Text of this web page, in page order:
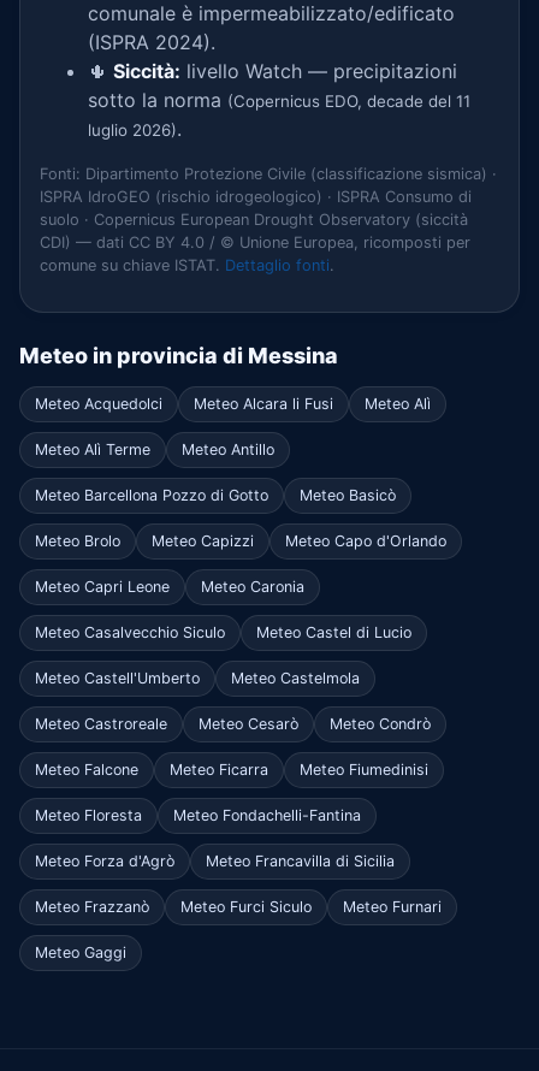
comunale è impermeabilizzato/edificato
(ISPRA 2024).
🌵 Siccità: livello Watch — precipitazioni
sotto la norma (Copernicus EDO, decade del 11
luglio 2026).
Fonti: Dipartimento Protezione Civile (classificazione sismica) ·
ISPRA IdroGEO (rischio idrogeologico) · ISPRA Consumo di
suolo · Copernicus European Drought Observatory (siccità
CDI) — dati CC BY 4.0 / © Unione Europea, ricomposti per
comune su chiave ISTAT. Dettaglio fonti.
Meteo in provincia di Messina
Meteo Acquedolci Meteo Alcara li Fusi Meteo Alì
Meteo Alì Terme Meteo Antillo
Meteo Barcellona Pozzo di Gotto Meteo Basicò
Meteo Brolo Meteo Capizzi Meteo Capo d'Orlando
Meteo Capri Leone Meteo Caronia
Meteo Casalvecchio Siculo Meteo Castel di Lucio
Meteo Castell'Umberto Meteo Castelmola
Meteo Castroreale Meteo Cesarò Meteo Condrò
Meteo Falcone Meteo Ficarra Meteo Fiumedinisi
Meteo Floresta Meteo Fondachelli-Fantina
Meteo Forza d'Agrò Meteo Francavilla di Sicilia
Meteo Frazzanò Meteo Furci Siculo Meteo Furnari
Meteo Gaggi